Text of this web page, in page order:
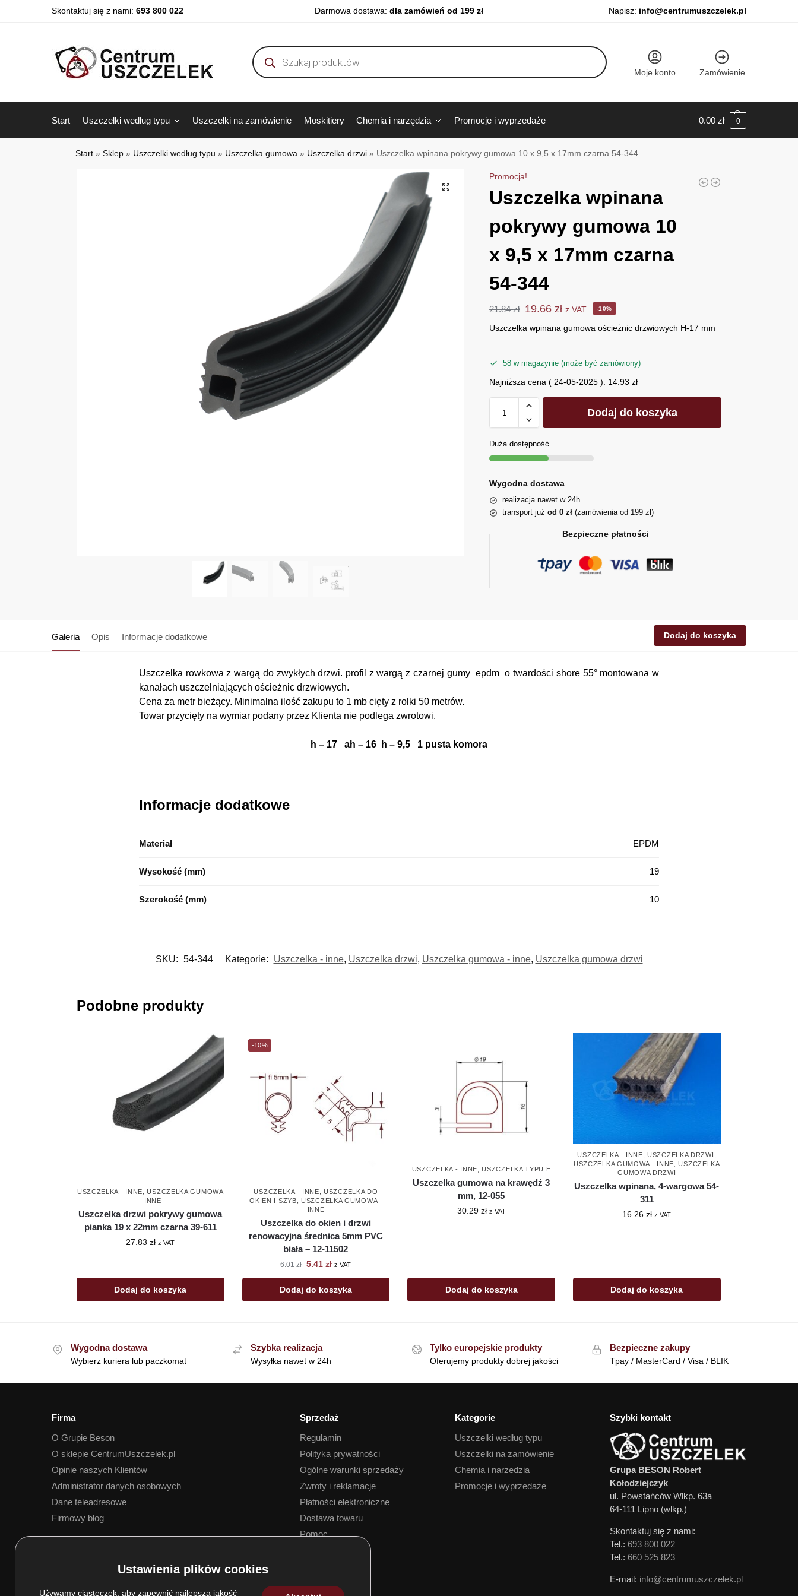
Skontaktuj się z nami: 693 800 022 Darmowa dostawa: dla zamówień od 199 zł Napisz: info@centrumuszczelek.pl
Moje konto Zamówienie
Start Uszczelki według typu Uszczelki na zamówienie Moskitiery Chemia i narzędzia Promocje i wyprzedaże 0.00 zł 0
Start » Sklep » Uszczelki według typu » Uszczelka gumowa » Uszczelka drzwi » Uszczelka wpinana pokrywy gumowa 10 x 9,5 x 17mm czarna 54-344
Promocja!
Uszczelka wpinana
pokrywy gumowa 10
x 9,5 x 17mm czarna
54-344
21.84zł 19.66 zł z VAT -10%
Uszczelka wpinana gumowa ościeżnic drzwiowych H-17 mm
58 w magazynie (może być zamówiony)
Najniższa cena ( 24-05-2025 ): 14.93zł
Dodaj do koszyka
Duża dostępność
Wygodna dostawa
realizacja nawet w 24h
transport jużod 0 zł (zamówienia od 199 zł)
Bezpieczne płatności
Galeria Opis Informacje dodatkowe Dodaj do koszyka
Uszczelka rowkowa z wargą do zwykłych drzwi. profil z wargą z czarnej gumy epdm o twardości shore 55° montowana w
kanałach uszczelniających ościeżnic drzwiowych.
Cena za metr bieżący. Minimalna ilość zakupu to 1 mb cięty z rolki 50 metrów.
Towar przycięty na wymiar podany przez Klienta nie podlega zwrotowi.
h – 17 ah – 16 h – 9,5 1 pusta komora
Informacje dodatkowe
Materiał EPDM
Wysokość (mm) 19
Szerokość (mm) 10
SKU: 54-344 Kategorie: Uszczelka - inne, Uszczelka drzwi, Uszczelka gumowa - inne, Uszczelka gumowa drzwi
Podobne produkty
USZCZELKA - INNE ,USZCZELKA GUMOWA
- INNE
Uszczelka drzwi pokrywy gumowa
pianka 19 x 22mm czarna 39-611
27.83zł z VAT
Dodaj do koszyka
-10%
USZCZELKA - INNE ,USZCZELKA DO
OKIEN I SZYB ,USZCZELKA GUMOWA -
INNE
Uszczelka do okien i drzwi
renowacyjna średnica 5mm PVC
biała – 12-11502
6.01zł 5.41zł z VAT
Dodaj do koszyka
USZCZELKA - INNE ,USZCZELKA TYPU E
Uszczelka gumowa na krawędź 3
mm, 12-055
30.29 zł z VAT
Dodaj do koszyka
USZCZELKA - INNE ,USZCZELKA DRZWI
USZCZELKA GUMOWA - INNE ,USZCZELKA
GUMOWA DRZWI
Uszczelka wpinana, 4-wargowa 54-
311
16.26zł z VAT
Dodaj do koszyka
Wygodna dostawa
Wybierz kuriera lub paczkomat
Szybka realizacja
Wysyłka nawet w 24h
Tylko europejskie produkty
Oferujemy produkty dobrej jakości
Bezpieczne zakupy
Tpay / MasterCard / Visa / BLIK
Firma
O Grupie Beson
O sklepie CentrumUszczelek.pl
Opinie naszych Klientów
Administrator danych osobowych
Dane teleadresowe
Firmowy blog
Na podstawie 173 opinii z całego okresu
Sprzedaż
Regulamin
Polityka prywatności
Ogólne warunki sprzedaży
Zwroty i reklamacje
Płatności elektroniczne
Dostawa towaru
Pomoc
Kategorie
Uszczelki według typu
Uszczelki na zamówienie
Chemia i narzedzia
Promocje i wyprzedaże
Szybki kontakt
Grupa BESON Robert
Kołodziejczyk
ul. Powstańców Wlkp. 63a
64-111 Lipno (wlkp.)
Skontaktuj się z nami:
Tel.: 693 800 022
Tel.: 660 525 823
E-mail: info@centrumuszczelek.pl
Używamy ciasteczek, aby zapewnić najlepszą jakość